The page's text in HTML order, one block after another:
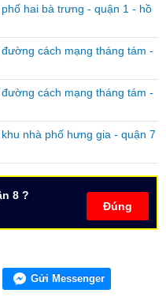
hai bà trưng - quận 1 - hồ
cách mạng tháng tám -
cách mạng tháng tám -
nhà phố hưng gia - quận 7
Đúng
8 ?
Gửi Messenger